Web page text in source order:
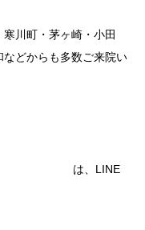
川町・茅ヶ崎・小田
どからも多数ご来院い
の方に は、LINE